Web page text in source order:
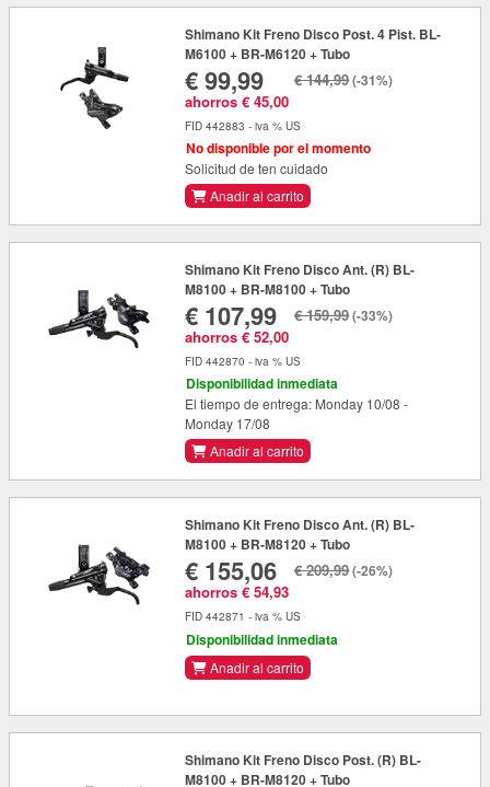
Shimano Kit Freno Disco Post. 4 Pist. BL-
M6100 + BR-M6120 + Tubo
€ 99,99
ahorros € 45,00
€ 144,99(-31%)
FID 442883 - iva % US
No disponible por el momento
Solicitud de ten cuidado
Anadir al carrito
Shimano Kit Freno Disco Ant. (R) BL-
M8100 + BR-M8100 + Tubo
€ 107,99
ahorros € 52,00
€ 159,99(-33%)
FID 442870 - iva % US
Disponibilidad inmediata
El tiempo de entrega: Monday 10/08 -
Monday 17/08
Anadir al carrito
Shimano Kit Freno Disco Ant. (R) BL-
M8100 + BR-M8120 + Tubo
€ 155,06
ahorros € 54,93
€ 209,99(-26%)
FID 442871 - iva % US
Disponibilidad inmediata
Anadir al carrito
Shimano Kit Freno Disco Post. (R) BL-
M8100 + BR-M8120 + Tubo